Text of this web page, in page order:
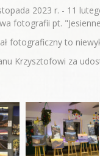
2023 r. - 11
fotografii pt.
fotograficzny to
Krzysztofowi za